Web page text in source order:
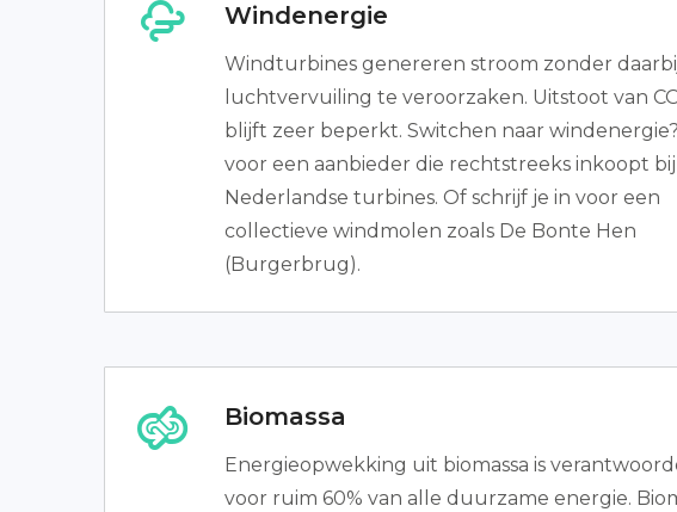
Windenergie
Windturbines genereren stroom zonder
luchtvervuiling te veroorzaken. Uitstoot van
blijft zeer beperkt. Switchen naar
voor een aanbieder die rechtstreeks inkoopt bij
Nederlandse turbines. Of schrijf je in voor een
collectieve windmolen zoals De Bonte Hen
(Burgerbrug).
Biomassa
Energieopwekking uit biomassa is
voor ruim 60% van alle duurzame energie.